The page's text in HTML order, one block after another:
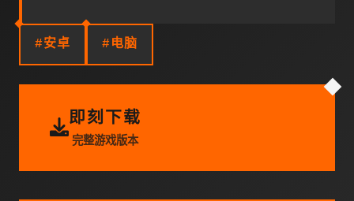
#安卓 #电脑
即刻下载
完整游戏版本